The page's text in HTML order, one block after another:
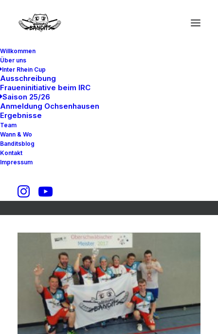
Willkommen
Über uns
Inter Rhein Cup
Ausschreibung
Fraueninitiative beim IRC
Saison 25/26
Anmeldung Ochsenhausen
Ergebnisse
Team
Wann & Wo
Banditsblog
Kontakt
Impressum
OBERSCHWÄBISCHER
MEISTER UND OXEN
CUP SIEGER 2017 -
BREISGAU BANDITS
13. Juli 2017